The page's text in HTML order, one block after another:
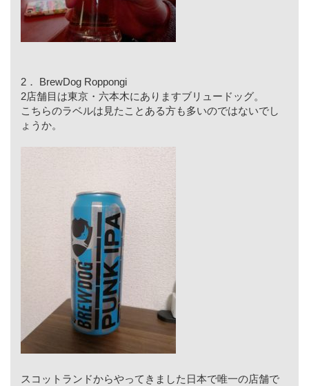
2． BrewDog Roppongi
2店舗目は東京・六本木にありますブリュードッグ。
こちらのラベルは見たことある方も多いのではないでし
ょうか。
スコットランドからやってきました日本で唯一の店舗で